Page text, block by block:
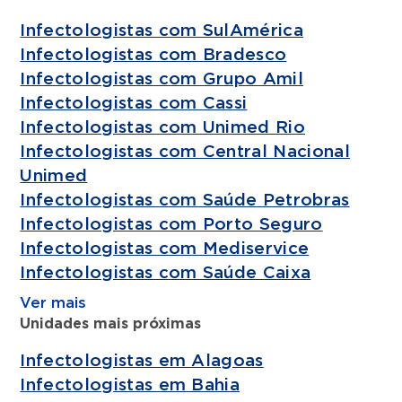
Infectologistas com SulAmérica
Infectologistas com Bradesco
Infectologistas com Grupo Amil
Infectologistas com Cassi
Infectologistas com Unimed Rio
Infectologistas com Central Nacional
Unimed
Infectologistas com Saúde Petrobras
Infectologistas com Porto Seguro
Infectologistas com Mediservice
Infectologistas com Saúde Caixa
Ver mais
Unidades mais próximas
Infectologistas em Alagoas
Infectologistas em Bahia